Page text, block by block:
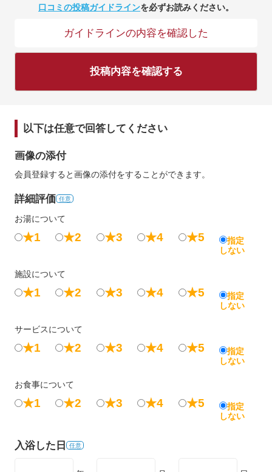
口コミの投稿ガイドラインを必ずお読みください。
ガイドラインの内容を確認した
投稿内容を確認する
以下は任意で回答してください
画像の添付
会員登録すると画像の添付をすることができます。
詳細評価 任意
お湯について
★1 ★2 ★3 ★4 ★5
指定
しない
施設について
★1 ★2 ★3 ★4 ★5
指定
しない
サービスについて
★1 ★2 ★3 ★4 ★5
指定
しない
お食事について
★1 ★2 ★3 ★4 ★5
指定
しない
入浴した日 任意